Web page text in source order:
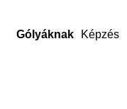
Gólyáknak Képzés